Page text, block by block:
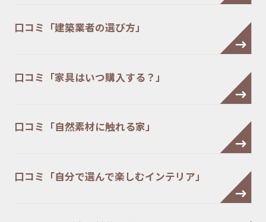
口コミ「建築業者の選び方」
口コミ「家具はいつ購入する？」
口コミ「自然素材に触れる家」
口コミ「自分で選んで楽しむインテリア」